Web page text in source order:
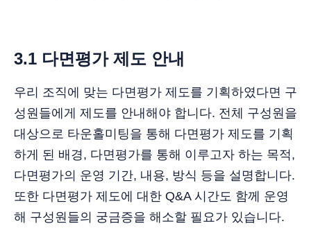
3.1 다면평가 제도 안내
우리 조직에 맞는 다면평가 제도를 기획하였다면 구
성원들에게 제도를 안내해야 합니다. 전체 구성원을
대상으로 타운홀미팅을 통해 다면평가 제도를 기획
하게 된 배경, 다면평가를 통해 이루고자 하는 목적,
다면평가의 운영 기간, 내용, 방식 등을 설명합니다.
또한 다면평가 제도에 대한 Q&A 시간도 함께 운영
해 구성원들의 궁금증을 해소할 필요가 있습니다.